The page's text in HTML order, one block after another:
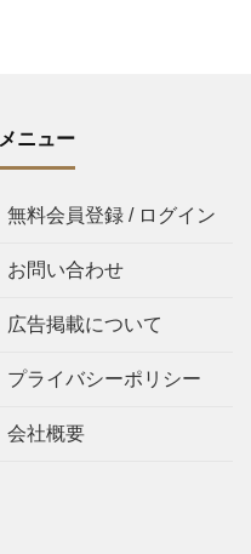
メニュー
無料会員登録 / ログイン
お問い合わせ
広告掲載について
プライバシーポリシー
会社概要